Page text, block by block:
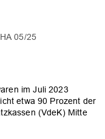
HA 05/25
im Juli 2023
etwa 90 Prozent der
(VdeK) Mitte